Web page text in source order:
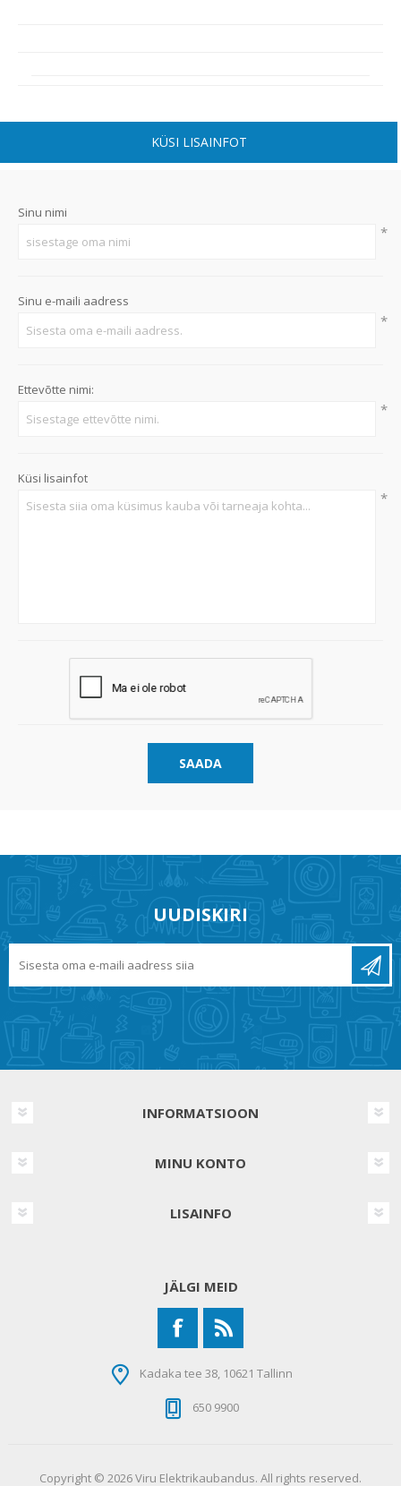
KÜSI LISAINFOT
Sinu nimi
*
Sinu e-maili aadress
*
Ettevõtte nimi:
*
Küsi lisainfot
*
SAADA
UUDISKIRI
INFORMATSIOON
MINU KONTO
LISAINFO
JÄLGI MEID
Kadaka tee 38, 10621 Tallinn
650 9900
Copyright © 2026 Viru Elektrikaubandus. All rights reserved.